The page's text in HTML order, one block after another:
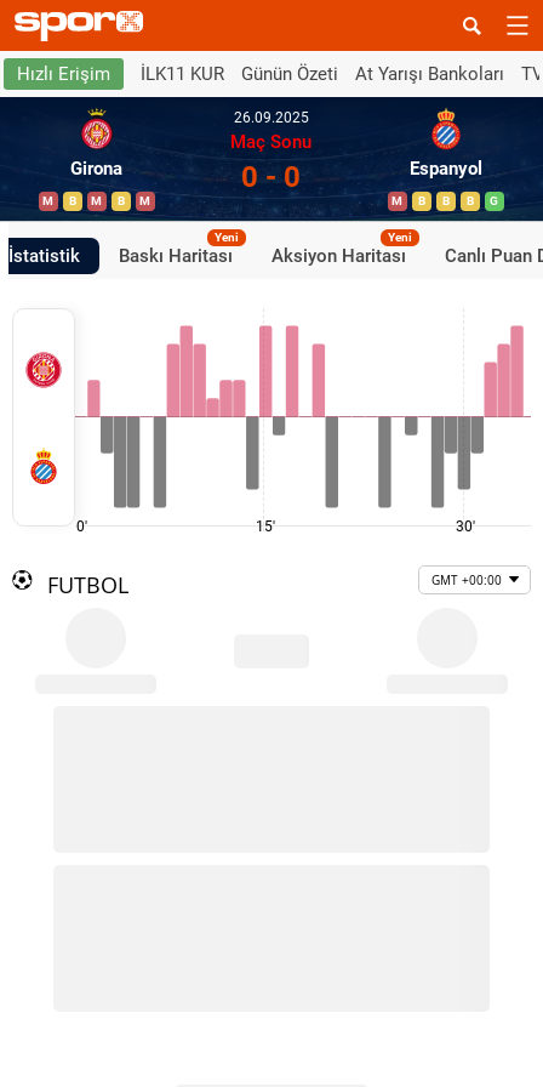
Hızlı Erişim İLK11 KUR Günün Özeti At Yarışı Bankoları
Girona
M B M B M
26.09.2025
Maç Sonu
0 - 0 Espanyol
M B B B G
İstatistik Baskı Haritası
Yeni
Aksiyon Haritası
Yeni
Canlı Puan
0' 15' 30'
FUTBOL GMT +00:00